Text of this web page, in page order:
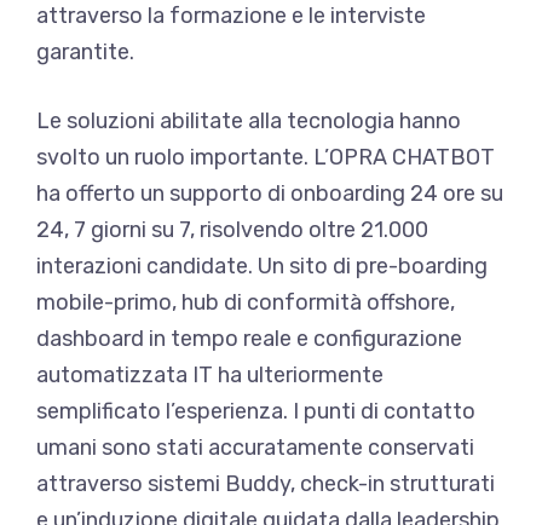
attraverso la formazione e le interviste
garantite.
Le soluzioni abilitate alla tecnologia hanno
svolto un ruolo importante. L’OPRA CHATBOT
ha offerto un supporto di onboarding 24 ore su
24, 7 giorni su 7, risolvendo oltre 21.000
interazioni candidate. Un sito di pre-boarding
mobile-primo, hub di conformità offshore,
dashboard in tempo reale e configurazione
automatizzata IT ha ulteriormente
semplificato l’esperienza. I punti di contatto
umani sono stati accuratamente conservati
attraverso sistemi Buddy, check-in strutturati
e un’induzione digitale guidata dalla leadership